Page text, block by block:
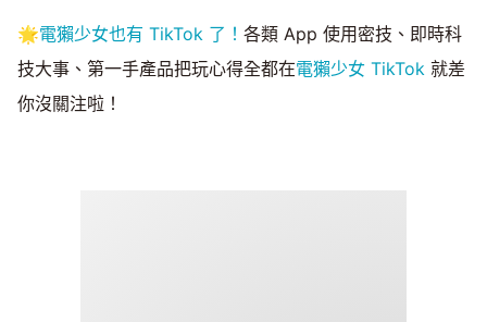
🌟電獺少女也有 TikTok 了！ 各類 App 使用密技、即時科
技大事、第一手產品把玩心得全都在電獺少女 TikTok 就差
你沒關注啦！